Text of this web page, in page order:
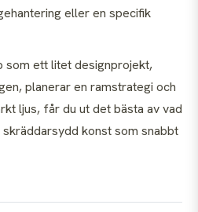
eller en specifik
som ett litet designprojekt,
planerar en ramstrategi och
ljus, får du ut det bästa av vad
konst som snabbt